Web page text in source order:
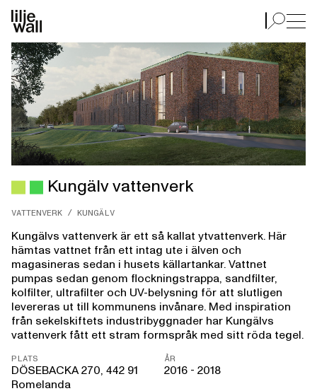
Kungälv vattenverk
Kungälv vattenverk
VATTENVERK / KUNGÄLV
Kungälvs vattenverk är ett så kallat ytvattenverk. Här
hämtas vattnet från ett intag ute i älven och
magasineras sedan i husets källartankar. Vattnet
pumpas sedan genom flockningstrappa, sandfilter,
kolfilter, ultrafilter och UV-belysning för att slutligen
levereras ut till kommunens invånare. Med inspiration
från sekelskiftets industribyggnader har Kungälvs
vattenverk fått ett stram formspråk med sitt röda tegel.
ÅR
2016 - 2018
PLATS
DÖSEBACKA 270, 442 91
Romelanda